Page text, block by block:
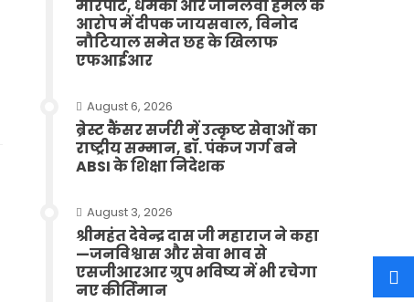
मारपीट, धमकी और जानलेवा हमले के
आरोप में दीपक जायसवाल, विनोद
नौटियाल समेत छह के खिलाफ
एफआईआर
August 6, 2026
ब्रेस्ट कैंसर सर्जरी में उत्कृष्ट सेवाओं का
राष्ट्रीय सम्मान, डॉ. पंकज गर्ग बने
ABSI के शिक्षा निदेशक
August 3, 2026
श्रीमहंत देवेन्द्र दास जी महाराज ने कहा
—जनविश्वास और सेवा भाव से
एसजीआरआर ग्रुप भविष्य में भी रचेगा
नए कीर्तिमान